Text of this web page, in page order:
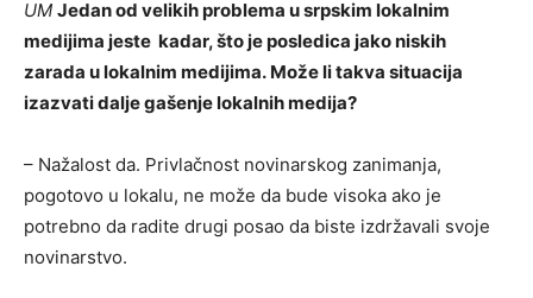
UM Jedan od velikih problema u srpskim lokalnim
medijima jeste kadar, što je posledica jako niskih
zarada u lokalnim medijima. Može li takva situacija
izazvati dalje gašenje lokalnih medija?
– Nažalost da. Privlačnost novinarskog zanimanja,
pogotovo u lokalu, ne može da bude visoka ako je
potrebno da radite drugi posao da biste izdržavali svoje
novinarstvo.